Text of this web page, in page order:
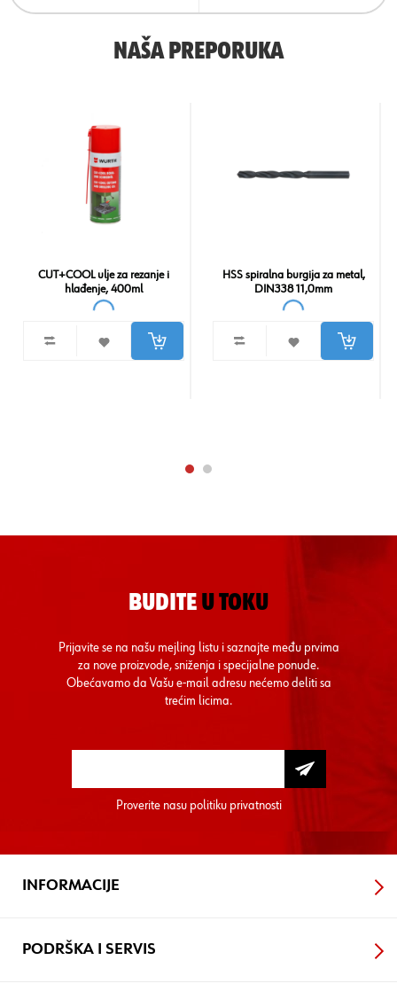
NAŠA PREPORUKA
CUT+COOL ulje za rezanje i
hlađenje, 400ml
HSS spiralna burgija za metal,
DIN338 11,0mm
BUDITE U TOKU
Prijavite se na našu mejling listu i saznajte među prvima
za nove proizvode, sniženja i specijalne ponude.
Obećavamo da Vašu e-mail adresu nećemo deliti sa
trećim licima.
Proverite nasu politiku privatnosti
INFORMACIJE
PODRŠKA I SERVIS